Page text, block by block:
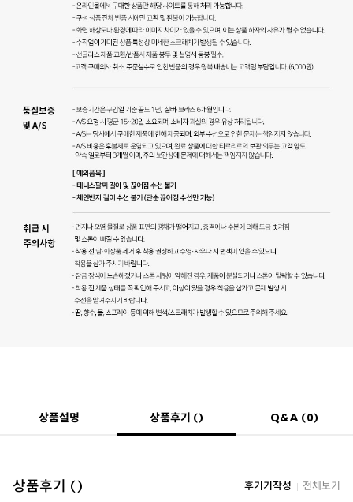
상품설명 상품후기 () Q&A (0)
상품후기 () 후기기작성 전체보기